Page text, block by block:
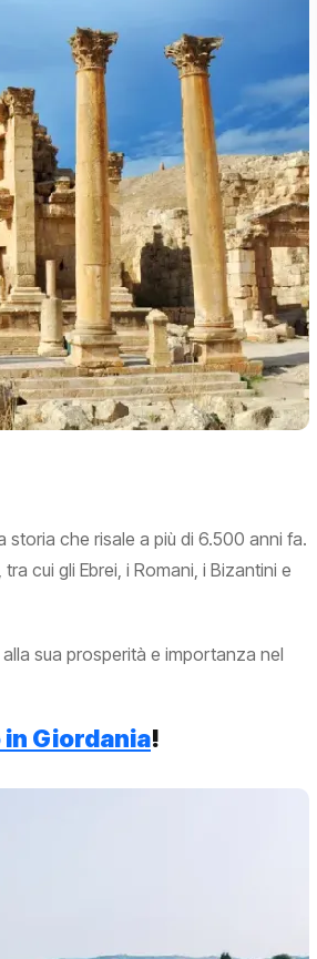
che risale a più di 6.500 anni fa.
cui gli Ebrei, i Romani, i Bizantini e
sua prosperità e importanza nel
Giordania!